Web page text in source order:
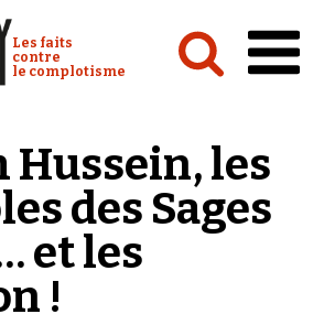
Conspiracy Watch :
Les faits
contre
le complotisme
Hussein, les
des Sages
et les
!